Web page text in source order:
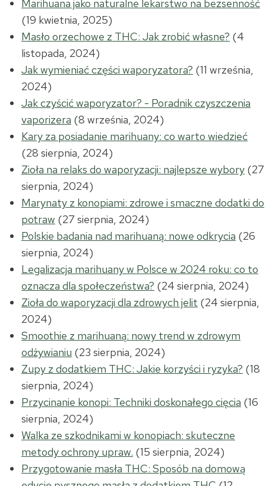
Marihuana jako naturalne lekarstwo na bezsenność
(19 kwietnia, 2025)
Masło orzechowe z THC: Jak zrobić własne? (4
listopada, 2024)
Jak wymieniać części waporyzatora? (11 września,
2024)
Jak czyścić waporyzator? - Poradnik czyszczenia
vaporizera (8 września, 2024)
Kary za posiadanie marihuany: co warto wiedzieć
(28 sierpnia, 2024)
Zioła na relaks do waporyzacji: najlepsze wybory (27
sierpnia, 2024)
Marynaty z konopiami: zdrowe i smaczne dodatki do
potraw (27 sierpnia, 2024)
Polskie badania nad marihuaną: nowe odkrycia (26
sierpnia, 2024)
Legalizacja marihuany w Polsce w 2024 roku: co to
oznacza dla społeczeństwa? (24 sierpnia, 2024)
Zioła do waporyzacji dla zdrowych jelit (24 sierpnia,
2024)
Smoothie z marihuaną: nowy trend w zdrowym
odżywianiu (23 sierpnia, 2024)
Zupy z dodatkiem THC: Jakie korzyści i ryzyka? (18
sierpnia, 2024)
Przycinanie konopi: Techniki doskonałego cięcia (16
sierpnia, 2024)
Walka ze szkodnikami w konopiach: skuteczne
metody ochrony upraw. (15 sierpnia, 2024)
Przygotowanie masła THC: Sposób na domową